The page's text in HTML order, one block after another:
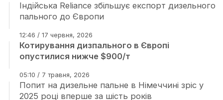
Індійська Reliance збільшує експорт дизельного
пального до Європи
12:46 / 17 червня, 2026
Котирування дизпального в Європі
опустилися нижче $900/т
05:10 / 7 травня, 2026
Попит на дизельне пальне в Німеччині зріс у
2025 році вперше за шість років